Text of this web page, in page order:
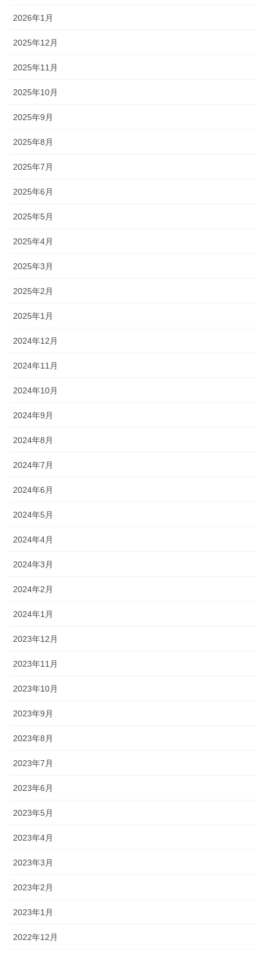
2026年1月
2025年12月
2025年11月
2025年10月
2025年9月
2025年8月
2025年7月
2025年6月
2025年5月
2025年4月
2025年3月
2025年2月
2025年1月
2024年12月
2024年11月
2024年10月
2024年9月
2024年8月
2024年7月
2024年6月
2024年5月
2024年4月
2024年3月
2024年2月
2024年1月
2023年12月
2023年11月
2023年10月
2023年9月
2023年8月
2023年7月
2023年6月
2023年5月
2023年4月
2023年3月
2023年2月
2023年1月
2022年12月